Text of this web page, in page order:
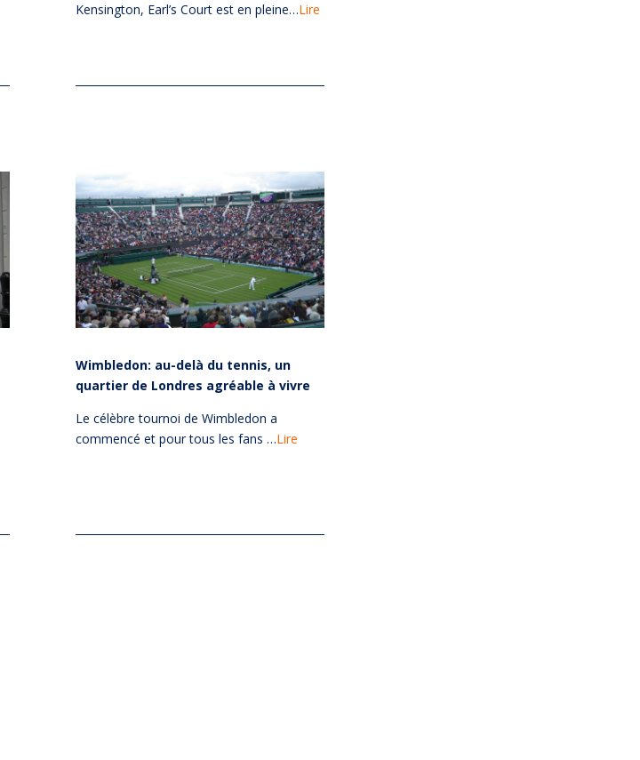
Kensington, Earl’s Court est en pleine…Lire
Wimbledon: au-delà du tennis, un
quartier de Londres agréable à vivre
Le célèbre tournoi de Wimbledon a
commencé et pour tous les fans …Lire